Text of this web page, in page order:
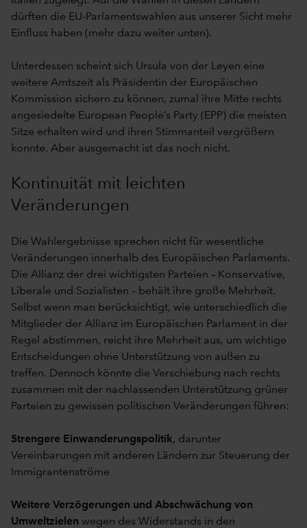
dürften die EU-Parlamentswahlen aus unserer Sicht mehr
Einfluss haben (mehr dazu weiter unten).
Unterdessen scheint sich Ursula von der Leyen eine
weitere Amtszeit als Präsidentin der Europäischen
Kommission sichern zu können, zumal ihre Mitte rechts
angesiedelte European People’s Party (EPP) die meisten
Sitze erhalten wird und ihren Stimmanteil vergrößern
konnte. Aber ausgemacht ist das noch nicht.
Kontinuität mit leichten
Veränderungen
Die Wahlergebnisse sprechen nicht für wesentliche
Veränderungen innerhalb des Europäischen Parlaments.
Die Allianz der drei wichtigsten Parteien – Konservative,
Liberale und Sozialisten – behält ihre große Mehrheit.
Selbst wenn man berücksichtigt, wie unterschiedlich die
Mitglieder der Allianz im Europäischen Parlament in der
Regel abstimmen, reicht ihre Mehrheit aus, um wichtige
Entscheidungen ohne Unterstützung von außen zu
treffen. Dennoch könnte die Verschiebung nach rechts
zusammen mit der nachlassenden Unterstützung grüner
Parteien zu gewissen politischen Veränderungen führen:
Strengere Einwanderungspolitik, darunter
Vereinbarungen mit anderen Ländern zur Steuerung der
Immigrantenströme
Weitere Verzögerungen und Abschwächung von
Umweltzielen wegen des Widerstands in den